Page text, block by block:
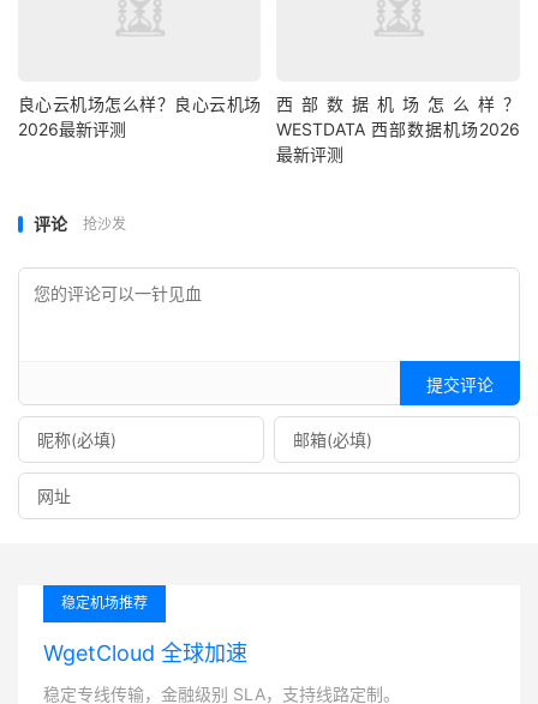
良心云机场怎么样？良心云机场
2026最新评测
西部数据机场怎么样？
WESTDATA 西部数据机场2026
最新评测
评论 抢沙发
提交评论
稳定机场推荐
WgetCloud 全球加速
稳定专线传输，金融级别 SLA，支持线路定制。